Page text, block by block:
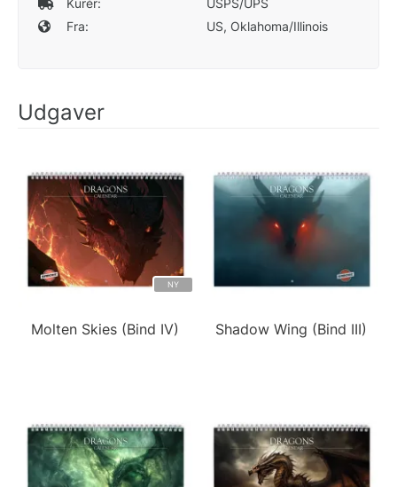
Fra:
US, Oklahoma/Illinois
Udgaver
NY
Molten Skies (Bind IV) Shadow Wing (Bind III)